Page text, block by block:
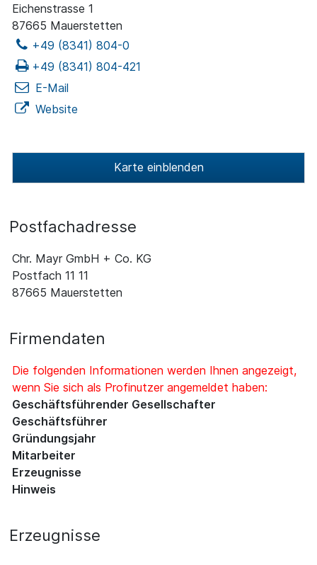
Eichenstrasse 1
87665 Mauerstetten
+49 (8341) 804-0
+49 (8341) 804-421
E-Mail
Website
Karte einblenden
Postfachadresse
Chr. Mayr GmbH + Co. KG
Postfach 11 11
87665 Mauerstetten
Firmendaten
Die folgenden Informationen werden Ihnen angezeigt,
wenn Sie sich als Profinutzer angemeldet haben:
Geschäftsführender Gesellschafter
Geschäftsführer
Gründungsjahr
Mitarbeiter
Erzeugnisse
Hinweis
Erzeugnisse